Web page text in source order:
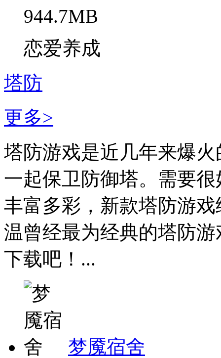
944.7MB
恋爱养成
塔防
更多>
塔防游戏是近几年来爆
一起保卫防御塔。需要
丰富多彩，新款塔防游
温曾经最为经典的塔防
下载吧！...
梦魇宿舍